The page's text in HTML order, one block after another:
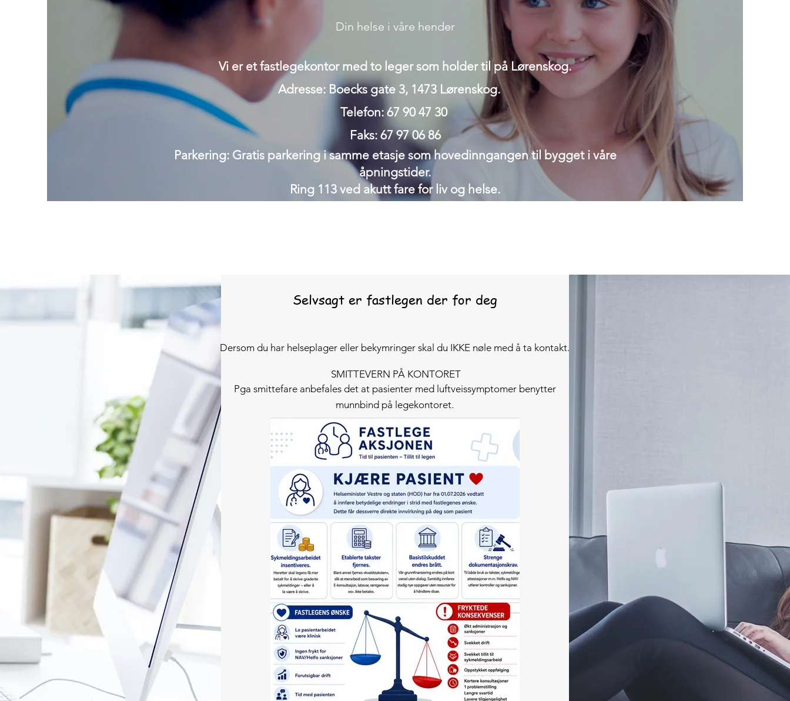
Din helse i våre hender
Vi er et fastlegekontor med to leger som holder til på Lørenskog.
Adresse: Boecks gate 3, 1473 Lørenskog.
Telefon: 67 90 47 30
Faks: 67 97 06 86
Parkering: Gratis parkering i samme etasje som hovedinngangen til bygget i våre
åpningstider.
Ring 113 ved akutt fare for liv og helse.
Selvsagt er fastlegen der for deg
Dersom du har helseplager eller bekymringer skal du IKKE nøle med å ta kontakt.
SMITTEVERN PÅ KONTORET
Pga smittefare anbefales det at pasienter med luftveissymptomer benytter
munnbind på legekontoret.
helsenorge.no